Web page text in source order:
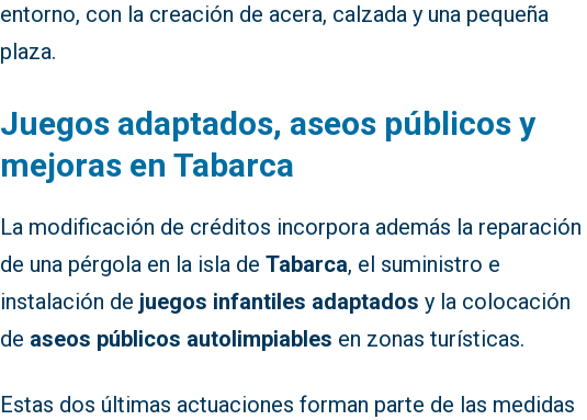
entorno, con la creación de acera, calzada y una pequeña
plaza.
Juegos adaptados, aseos públicos y
mejoras en Tabarca
La modificación de créditos incorpora además la reparación
de una pérgola en la isla deTabarca, el suministro e
instalación de juegos infantiles adaptados y la colocación
de aseos públicos autolimpiables en zonas turísticas.
Estas dos últimas actuaciones forman parte de las medidas